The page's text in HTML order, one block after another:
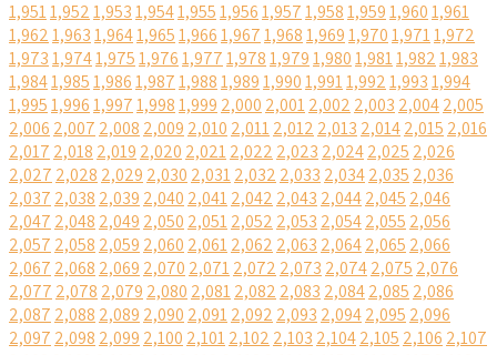
1,9511,9521,9531,9541,9551,9561,9571,9581,9591,9601,961
1,9621,9631,9641,9651,9661,9671,9681,9691,9701,9711,972
1,9731,9741,9751,9761,9771,9781,9791,9801,9811,9821,983
1,9841,9851,9861,9871,9881,9891,9901,9911,9921,9931,994
1,9951,9961,9971,9981,999 2,000 2,0012,002 2,003 2,0042,005
2,006 2,007 2,008 2,009 2,010 2,0112,012 2,013 2,0142,015 2,016
2,017 2,018 2,019 2,020 2,0212,022 2,023 2,0242,025 2,026
2,027 2,028 2,029 2,030 2,0312,032 2,033 2,0342,035 2,036
2,037 2,038 2,039 2,040 2,0412,042 2,043 2,0442,045 2,046
2,047 2,048 2,049 2,050 2,0512,052 2,053 2,0542,055 2,056
2,057 2,058 2,059 2,060 2,0612,062 2,063 2,0642,065 2,066
2,067 2,068 2,069 2,070 2,0712,072 2,073 2,0742,075 2,076
2,077 2,078 2,079 2,080 2,0812,082 2,083 2,0842,085 2,086
2,087 2,088 2,089 2,090 2,0912,092 2,093 2,0942,095 2,096
2,097 2,098 2,099 2,100 2,1012,102 2,103 2,1042,105 2,106 2,107